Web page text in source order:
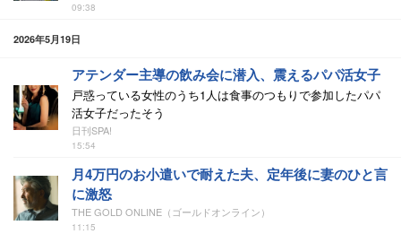
09:38
2026年5月19日
アテンダー主導の飲み会に潜入、震えるパパ活女子
戸惑っている女性のうち1人は食事のつもりで参加したパパ
活女子だったそう
日刊SPA!
15:54
月4万円のお小遣いで耐えた夫、定年後に妻のひと言
に激怒
THE GOLD ONLINE（ゴールドオンライン）
11:15